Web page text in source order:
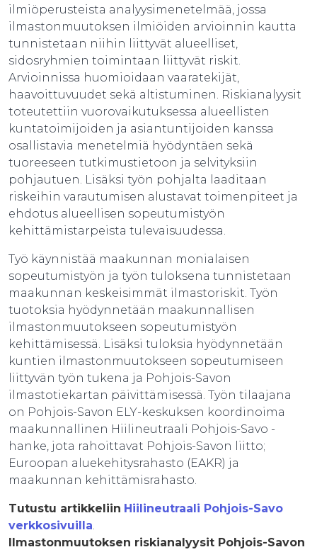
ilmiöperusteista analyysimenetelmää, jossa
ilmastonmuutoksen ilmiöiden arvioinnin kautta
tunnistetaan niihin liittyvät alueelliset,
sidosryhmien toimintaan liittyvät riskit.
Arvioinnissa huomioidaan vaaratekijät,
haavoittuvuudet sekä altistuminen. Riskianalyysit
toteutettiin vuorovaikutuksessa alueellisten
kuntatoimijoiden ja asiantuntijoiden kanssa
osallistavia menetelmiä hyödyntäen sekä
tuoreeseen tutkimustietoon ja selvityksiin
pohjautuen. Lisäksi työn pohjalta laaditaan
riskeihin varautumisen alustavat toimenpiteet ja
ehdotus alueellisen sopeutumistyön
kehittämistarpeista tulevaisuudessa.
Työ käynnistää maakunnan monialaisen
sopeutumistyön ja työn tuloksena tunnistetaan
maakunnan keskeisimmät ilmastoriskit. Työn
tuotoksia hyödynnetään maakunnallisen
ilmastonmuutokseen sopeutumistyön
kehittämisessä. Lisäksi tuloksia hyödynnetään
kuntien ilmastonmuutokseen sopeutumiseen
liittyvän työn tukena ja Pohjois-Savon
ilmastotiekartan päivittämisessä. Työn tilaajana
on Pohjois-Savon ELY-keskuksen koordinoima
maakunnallinen Hiilineutraali Pohjois-Savo -
hanke, jota rahoittavat Pohjois-Savon liitto;
Euroopan aluekehitysrahasto (EAKR) ja
maakunnan kehittämisrahasto.
Tutustu artikkeliin Hiilineutraali Pohjois-Savo
verkkosivuilla.
Ilmastonmuutoksen riskianalyysit Pohjois-Savon